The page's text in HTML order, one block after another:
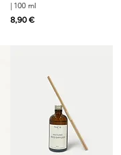
| 100 ml
Cijena
8,90 €